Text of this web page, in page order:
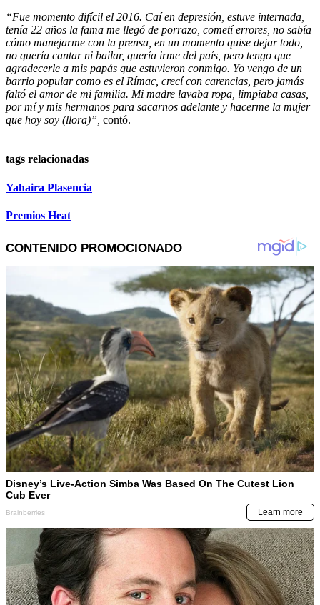
“Fue momento difícil el 2016. Caí en depresión, estuve internada,
tenía 22 años la fama me llegó de porrazo, cometí errores, no sabía
cómo manejarme con la prensa, en un momento quise dejar todo,
no quería cantar ni bailar, quería irme del país, pero tengo que
agradecerle a mis papás que estuvieron conmigo. Yo vengo de un
barrio popular como es el Rímac, crecí con carencias, pero jamás
faltó el amor de mi familia. Mi madre lavaba ropa, limpiaba casas,
por mí y mis hermanos para sacarnos adelante y hacerme la mujer
que hoy soy (llora)”, contó.
tags relacionadas
Yahaira Plasencia
Premios Heat